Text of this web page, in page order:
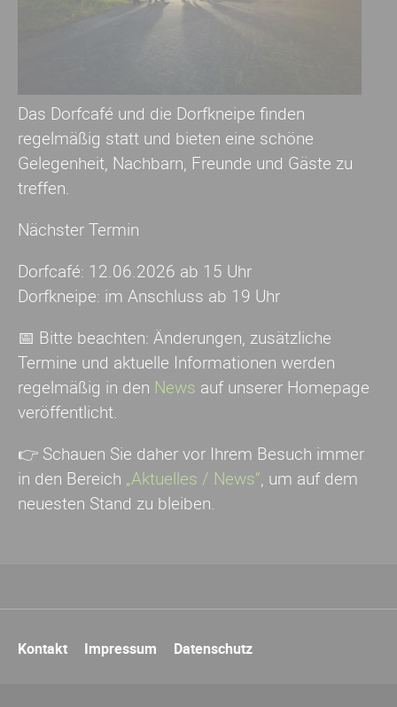
Das Dorfcafé und die Dorfkneipe finden
regelmäßig statt und bieten eine schöne
Gelegenheit, Nachbarn, Freunde und Gäste zu
treffen.
Nächster Termin
Dorfcafé: 12.06.2026 ab 15 Uhr
Dorfkneipe: im Anschluss ab 19 Uhr
📅 Bitte beachten: Änderungen, zusätzliche
Termine und aktuelle Informationen werden
regelmäßig in den News auf unserer Homepage
veröffentlicht.
👉 Schauen Sie daher vor Ihrem Besuch immer
in den Bereich „Aktuelles / News“, um auf dem
neuesten Stand zu bleiben.
überspringen
Kontakt Impressum Datenschutz